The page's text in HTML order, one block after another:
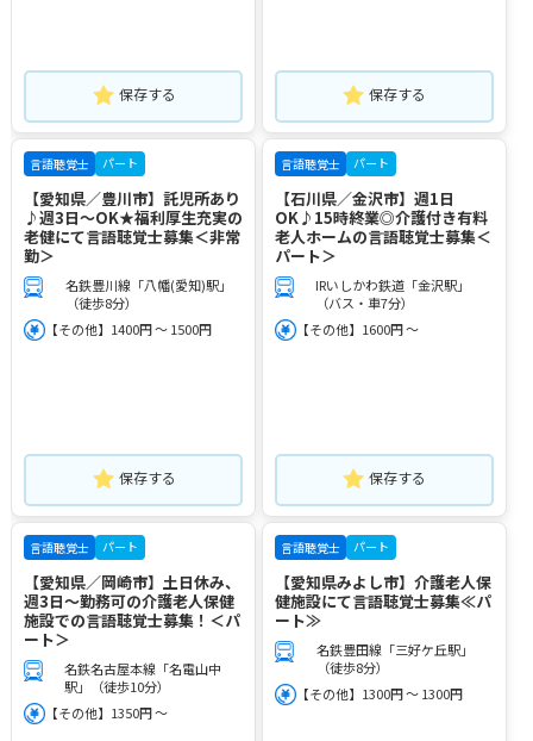
保存する 保存する
言語聴覚士 パート
【愛知県／豊川市】託児所あり
♪週3日～OK★福利厚生充実の
老健にて言語聴覚士募集＜非常
勤＞
名鉄豊川線「八幡(愛知)駅」
（徒歩8分）
【その他】1400円 ～ 1500円
保存する
言語聴覚士 パート
【石川県／金沢市】週1日
OK♪15時終業◎介護付き有料
老人ホームの言語聴覚士募集＜
パート＞
IRいしかわ鉄道「金沢駅」
（バス・車7分）
【その他】1600円 ～
保存する
言語聴覚士 パート
【愛知県／岡崎市】土日休み、
週3日～勤務可の介護老人保健
施設での言語聴覚士募集！＜パ
ート＞
名鉄名古屋本線「名電山中
駅」（徒歩10分）
【その他】1350円 ～
言語聴覚士 パート
【愛知県みよし市】介護老人保
健施設にて言語聴覚士募集≪パ
ート≫
名鉄豊田線「三好ケ丘駅」
（徒歩8分）
【その他】1300円 ～ 1300円